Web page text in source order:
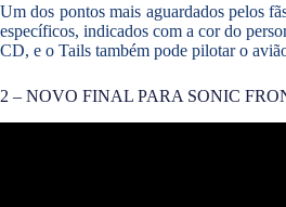
Um dos pontos mais aguardados pelos
específicos, indicados com a cor do
CD, e o Tails também pode pilotar o
2 – NOVO FINAL PARA SONIC